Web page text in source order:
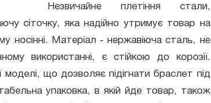
Незвичайне плетіння стали,
сіточку, яка надійно утримує товар на
носінні. Матеріал - нержавіюча сталь, не
використанні, є стійкою до корозії.
що дозволяє підігнати браслет під
упаковка, в якій йде товар, також